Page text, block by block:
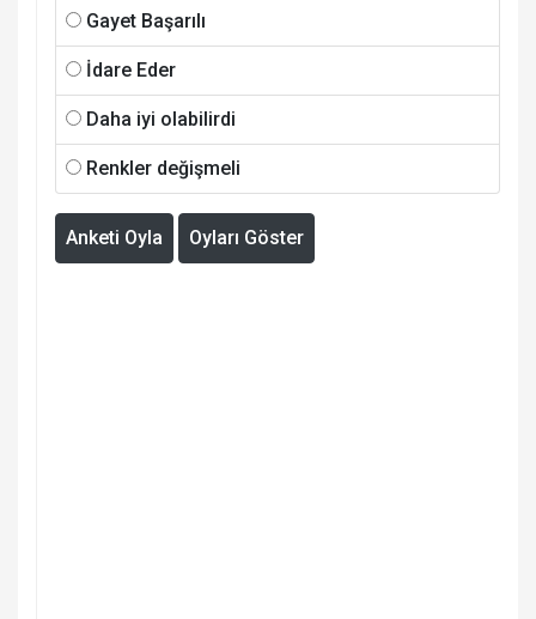
Gayet Başarılı
İdare Eder
Daha iyi olabilirdi
Renkler değişmeli
Anketi Oyla Oyları Göster